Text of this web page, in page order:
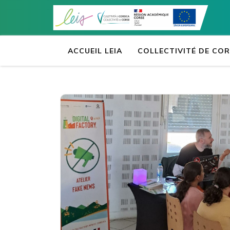
contenu
Entrée)
ACCUEIL LEIA COLLECTIVITÉ DE